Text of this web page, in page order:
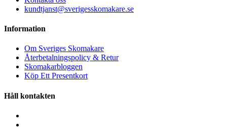
kundtjanst@sverigesskomakare.se
Information
Om Sveriges Skomakare
Återbetalningspolicy & Retur
Skomakarbloggen
Köp Ett Presentkort
Håll kontakten